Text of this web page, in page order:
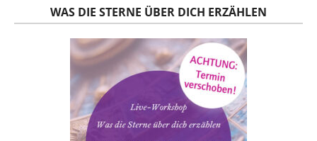
WAS DIE STERNE ÜBER DICH ERZÄHLEN